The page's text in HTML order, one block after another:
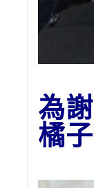
為謝
橘子